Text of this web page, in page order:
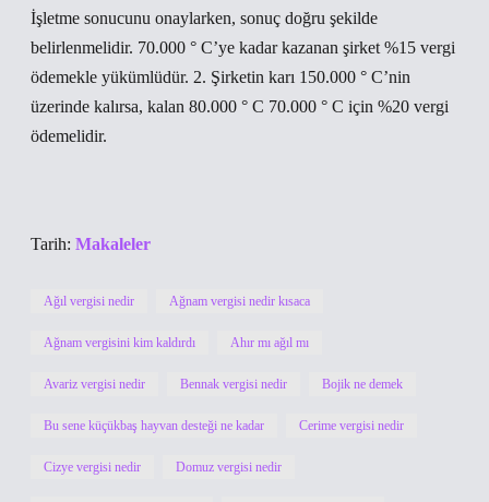
İşletme sonucunu onaylarken, sonuç doğru şekilde
belirlenmelidir. 70.000 ° C’ye kadar kazanan şirket %15 vergi
ödemekle yükümlüdür. 2. Şirketin karı 150.000 ° C’nin
üzerinde kalırsa, kalan 80.000 ° C 70.000 ° C için %20 vergi
ödemelidir.
Tarih: Makaleler
Ağıl vergisi nedir Ağnam vergisi nedir kısaca
Ağnam vergisini kim kaldırdı Ahır mı ağıl mı
Avariz vergisi nedir Bennak vergisi nedir Bojik ne demek
Bu sene küçükbaş hayvan desteği ne kadar Cerime vergisi nedir
Cizye vergisi nedir Domuz vergisi nedir